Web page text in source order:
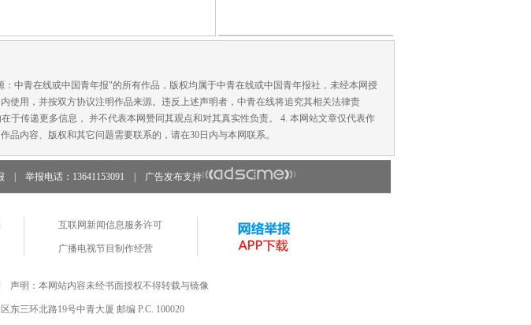
青在线或中国青年报"的所有作品，版权均属于中青在线或中国青年报社，未经本网授
使用，并按双方协议注明作品来源。违反上述声明者，中青在线将追究其相关法律责
于传递更多信息， 并不代表本网赞同其观点和对其真实性负责。 4. 本网站文章仅代表作
内容、版权和其它问题需要联系的，请在30日内与本网联系。
举报电话：13641153091 广告发布支持
互联网新闻信息服务许可
广播电视节目制作经营
声明：本网站内容未经书面授权不得转载与镜像
东三环北路19号中青大厦 邮编 P.C. 100020